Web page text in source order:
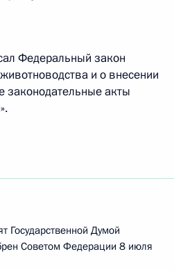
Федеральный закон
и о внесении
законодательные акты
Государственной Думой
Советом Федерации 8 июля